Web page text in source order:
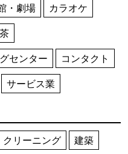
・劇場
カラオケ
センター
コンタクト
サービス業
クリーニング
建築